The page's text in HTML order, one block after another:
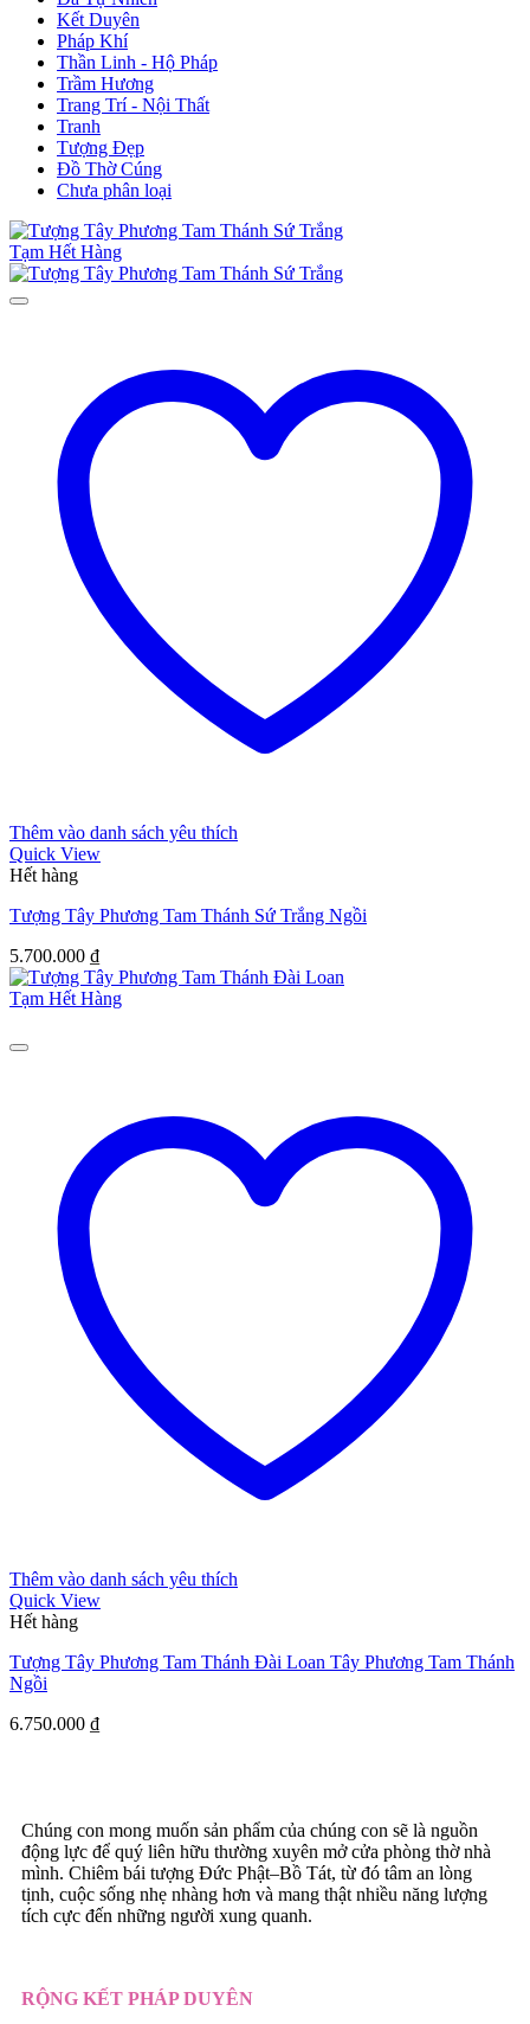
Kết Duyên
Pháp Khí
Thần Linh - Hộ Pháp
Trầm Hương
Trang Trí - Nội Thất
Tranh
Tượng Đẹp
Đồ Thờ Cúng
Chưa phân loại
Tạm Hết Hàng
Thêm vào danh sách yêu thích
Quick View
Hết hàng
Tượng Tây Phương Tam Thánh Sứ Trắng Ngồi
5.700.000 ₫
Tạm Hết Hàng
Thêm vào danh sách yêu thích
Quick View
Hết hàng
Tượng Tây Phương Tam Thánh Đài Loan Tây Phương Tam Thánh
Ngồi
6.750.000 ₫
Chúng con mong muốn sản phẩm của chúng con sẽ là nguồn
động lực để quý liên hữu thường xuyên mở cửa phòng thờ nhà
mình. Chiêm bái tượng Đức Phật–Bồ Tát, từ đó tâm an lòng
tịnh, cuộc sống nhẹ nhàng hơn và mang thật nhiều năng lượng
tích cực đến những người xung quanh.
RỘNG KẾT PHÁP DUYÊN